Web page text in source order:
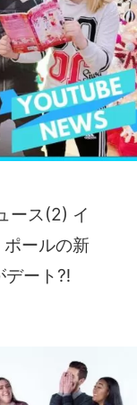
ース(2) イ
ールの新
デート⁈